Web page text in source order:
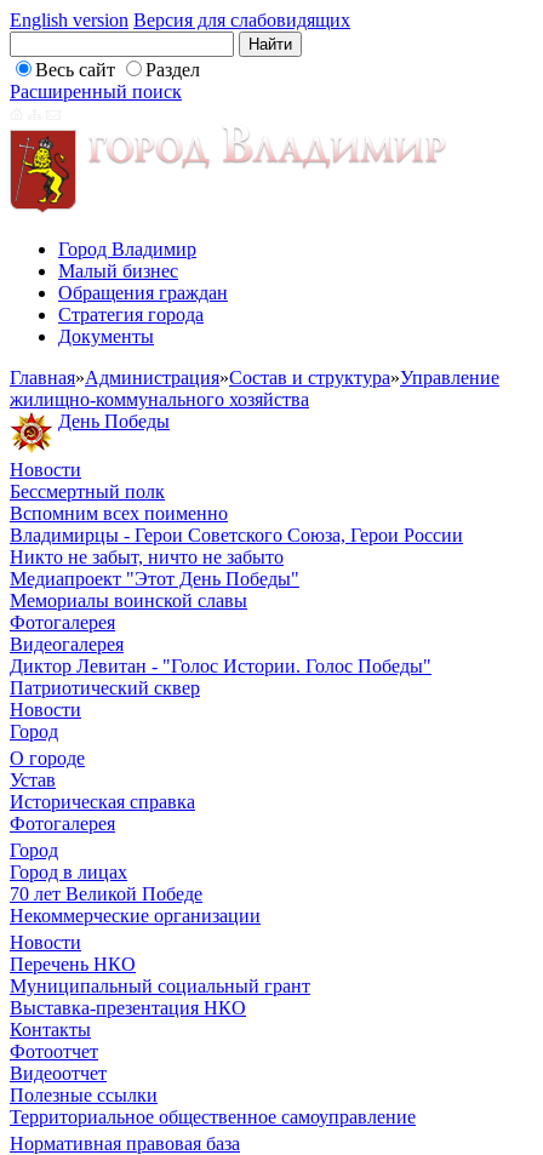
English version Версия для слабовидящих
Весь сайт
Раздел
Расширенный поиск
Город Владимир
Малый бизнес
Обращения граждан
Стратегия города
Документы
Главная»Администрация»Состав и структура»Управление
жилищно-коммунального хозяйства
День Победы
Новости
Бессмертный полк
Вспомним всех поименно
Владимирцы - Герои Советского Союза, Герои России
Никто не забыт, ничто не забыто
Медиапроект "Этот День Победы"
Мемориалы воинской славы
Фотогалерея
Видеогалерея
Диктор Левитан - "Голос Истории. Голос Победы"
Патриотический сквер
Новости
Город
О городе
Устав
Историческая справка
Фотогалерея
Город
Город в лицах
70 лет Великой Победе
Некоммерческие организации
Новости
Перечень НКО
Муниципальный социальный грант
Выставка-презентация НКО
Контакты
Фотоотчет
Видеоотчет
Полезные ссылки
Территориальное общественное самоуправление
Нормативная правовая база